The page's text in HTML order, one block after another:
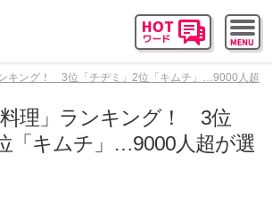
ンキング！ 3位「チヂミ」2位「キムチ」…9000人超
料理」ランキング！ 3位
「キムチ」…9000人超が選